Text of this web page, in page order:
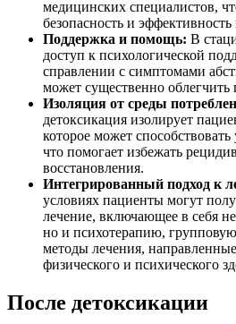
медицинских специалистов,
безопасность и
Поддержка и помощь: В
доступ к психологической
справлении с симптомами
может существенно облегчить
Изоляция от среды
детоксикация изолирует
которое может
что помогает избежать
восстановления.
Интегрированный подход к
условиях пациенты могут
лечение, включающее в себя
но и психотерапию,
методы лечения,
физического и психического
После детоксикации